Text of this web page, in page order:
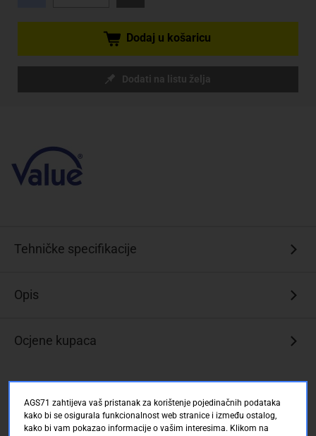
Dodaj u košaricu
Dodati na listu želja
Tehničke specifikacije
Opis
Ocjene kupaca
AGS71 zahtijeva vaš pristanak za korištenje pojedinačnih podataka
kako bi se osigurala funkcionalnost web stranice i između ostalog,
kako bi vam pokazao informacije o vašim interesima. Klikom na